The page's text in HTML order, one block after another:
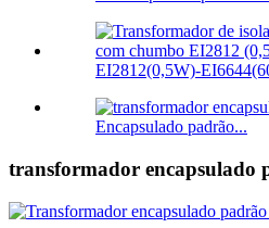
EI2812(0,5W)-
Encapsulado padrão...
transformador encapsulado